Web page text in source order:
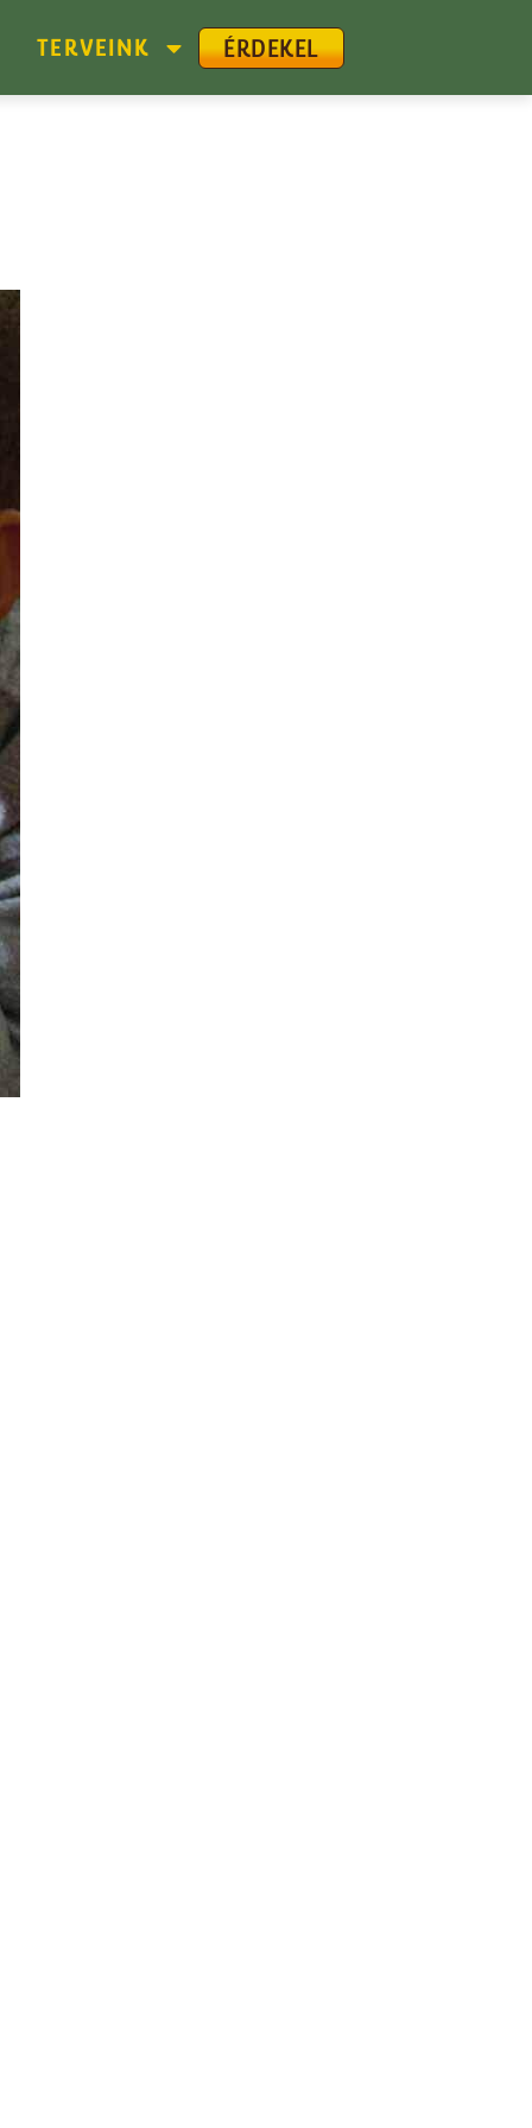
TERVEINK ÉRDEKEL